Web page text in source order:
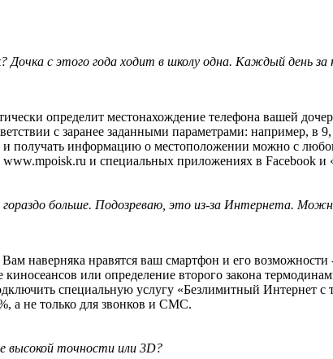
с этого года ходит в школу одна. Каждый день за
определит местонахождение телефона вашей
с заранее заданными параметрами: например, в
получать информацию о местоположении можно с
и специальных приложениях в Facebook и
гораздо больше. Подозреваю, это из-за Интернета.
наверняка нравятся ваш смартфон и его
или определение второго закона
специальную услугу «Безлимитный Интернет
а не только для звонков и СМС.
высокой точности или 3D?